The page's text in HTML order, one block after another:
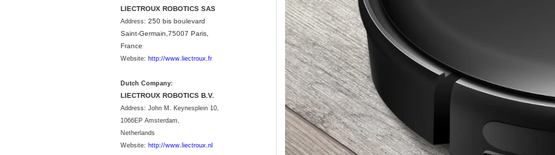
LIECTROUX ROBOTICS SAS
Address: 250 bis boulevard
Saint-Germain,75007 Paris,
France
Website: http://www.liectroux.fr
Dutch Company:
LIECTROUX ROBOTICS B.V.
Address: John M. Keynesplein 10,
1066EP Amsterdam,
Netherlands
Website: http://www.liectroux.nl